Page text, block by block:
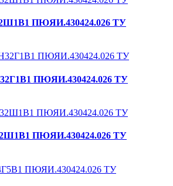
ПЮЯИ.430424.026 ТУ
ПЮЯИ.430424.026 ТУ
ПЮЯИ.430424.026 ТУ